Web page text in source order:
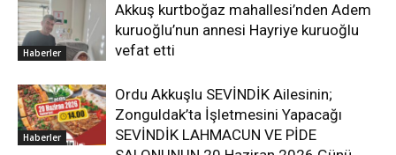
Haberler
Akkuş kurtboğaz mahallesi’nden Adem
kuruoğlu’nun annesi Hayriye kuruoğlu
vefat etti
Haberler
Ordu Akkuşlu SEVİNDİK Ailesinin;
Zonguldak’ta İşletmesini Yapacağı
SEVİNDİK LAHMACUN VE PİDE